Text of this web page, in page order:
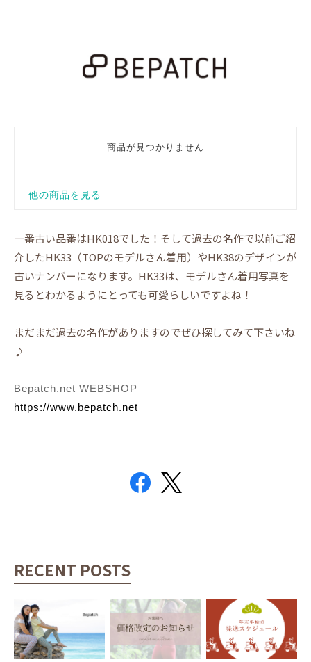
一番古い品番はHK018でした！そして過去の名作で以前ご紹
介したHK33（TOPのモデルさん着用）やHK38のデザインが
古いナンバーになります。HK33は、モデルさん着用写真を
見るとわかるようにとっても可愛らしいですよね！
まだまだ過去の名作がありますのでぜひ探してみて下さいね
♪
Bepatch.net WEBSHOP
https://www.bepatch.net
RECENT POSTS